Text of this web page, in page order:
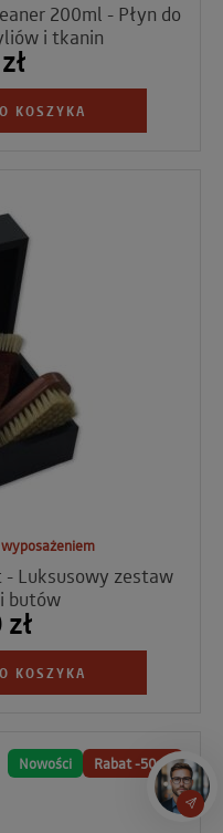
200ml - Płyn do
i tkanin
KOSZYKA
- Luksusowy zestaw
butów
KOSZYKA
Nowości Rabat -50 %